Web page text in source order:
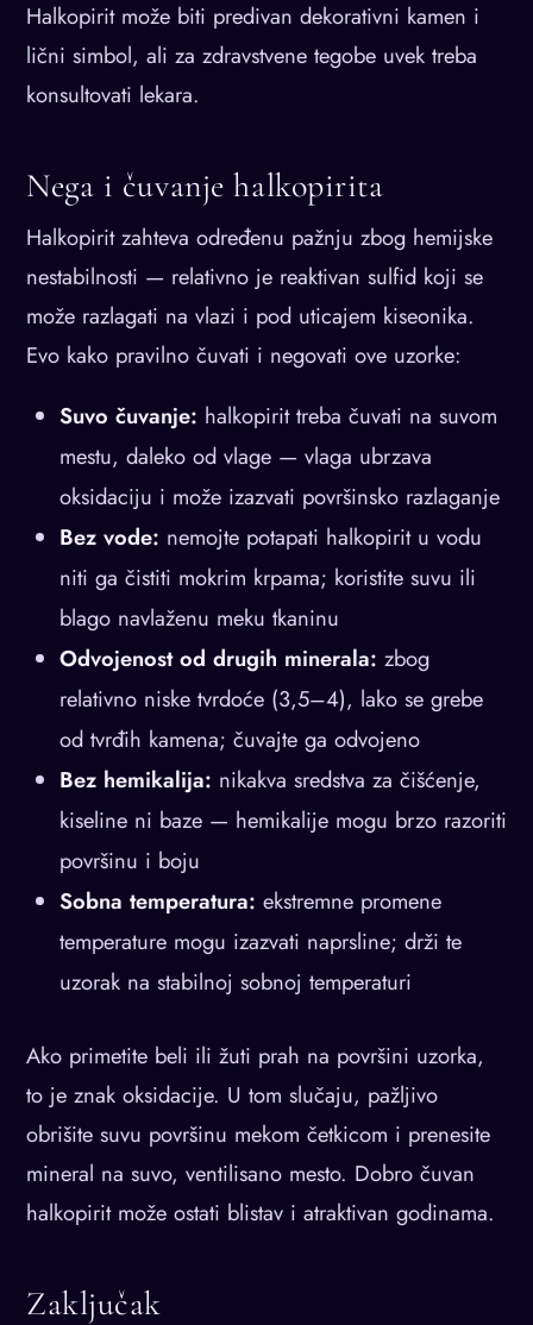
Halkopirit može biti predivan dekorativni kamen i
lični simbol, ali za zdravstvene tegobe uvek treba
konsultovati lekara.
Nega i čuvanje halkopirita
Halkopirit zahteva određenu pažnju zbog hemijske
nestabilnosti — relativno je reaktivan sulfid koji se
može razlagati na vlazi i pod uticajem kiseonika.
Evo kako pravilno čuvati i negovati ove uzorke:
Suvo čuvanje: halkopirit treba čuvati na suvom
mestu, daleko od vlage — vlaga ubrzava
oksidaciju i može izazvati površinsko razlaganje
Bez vode: nemojte potapati halkopirit u vodu
niti ga čistiti mokrim krpama; koristite suvu ili
blago navlaženu meku tkaninu
Odvojenost od drugih minerala: zbog
relativno niske tvrdoće (3,5–4), lako se grebe
od tvrđih kamena; čuvajte ga odvojeno
Bez hemikalija: nikakva sredstva za čišćenje,
kiseline ni baze — hemikalije mogu brzo razoriti
površinu i boju
Sobna temperatura: ekstremne promene
temperature mogu izazvati naprsline; drži te
uzorak na stabilnoj sobnoj temperaturi
Ako primetite beli ili žuti prah na površini uzorka,
to je znak oksidacije. U tom slučaju, pažljivo
obrišite suvu površinu mekom četkicom i prenesite
mineral na suvo, ventilisano mesto. Dobro čuvan
halkopirit može ostati blistav i atraktivan godinama.
Zaključak